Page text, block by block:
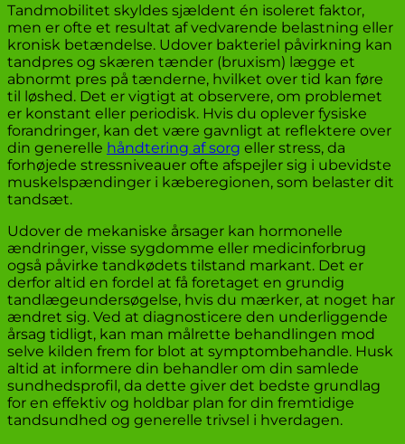
Tandmobilitet skyldes sjældent én isoleret faktor,
men er ofte et resultat af vedvarende belastning eller
kronisk betændelse. Udover bakteriel påvirkning kan
tandpres og skæren tænder (bruxism) lægge et
abnormt pres på tænderne, hvilket over tid kan føre
til løshed. Det er vigtigt at observere, om problemet
er konstant eller periodisk. Hvis du oplever fysiske
forandringer, kan det være gavnligt at reflektere over
din generelle håndtering af sorg eller stress, da
forhøjede stressniveauer ofte afspejler sig i ubevidste
muskelspændinger i kæberegionen, som belaster dit
tandsæt.
Udover de mekaniske årsager kan hormonelle
ændringer, visse sygdomme eller medicinforbrug
også påvirke tandkødets tilstand markant. Det er
derfor altid en fordel at få foretaget en grundig
tandlægeundersøgelse, hvis du mærker, at noget har
ændret sig. Ved at diagnosticere den underliggende
årsag tidligt, kan man målrette behandlingen mod
selve kilden frem for blot at symptombehandle. Husk
altid at informere din behandler om din samlede
sundhedsprofil, da dette giver det bedste grundlag
for en effektiv og holdbar plan for din fremtidige
tandsundhed og generelle trivsel i hverdagen.